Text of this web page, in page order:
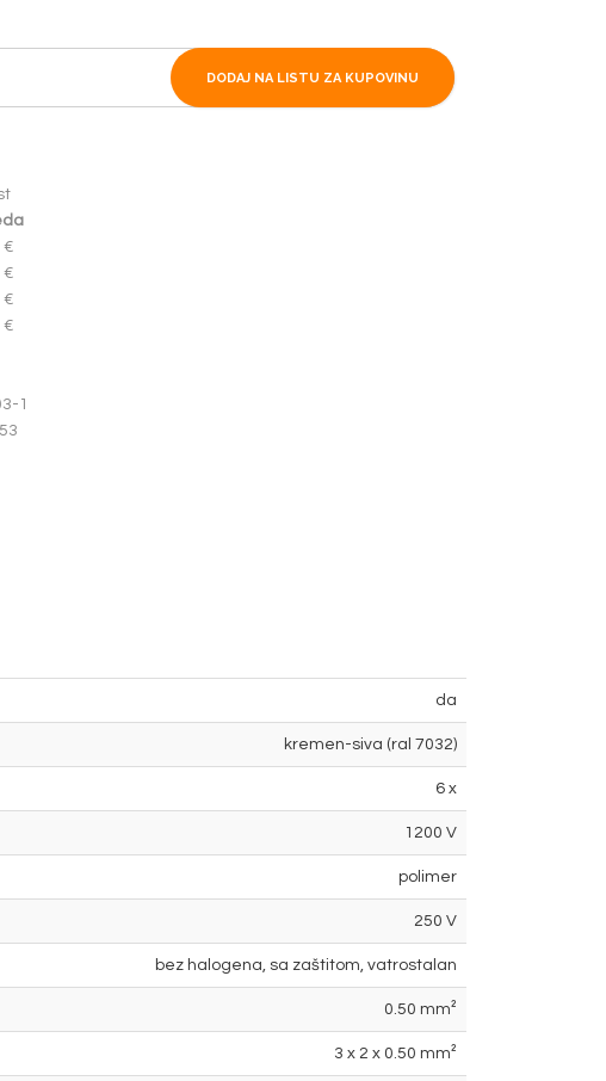
DODAJ NA LISTU ZA KUPOVINU
€
€
€
€
1
da
kremen-siva (ral 7032)
6 x
1200 V
polimer
250 V
bez halogena, sa zaštitom, vatrostalan
0.50 mm²
3 x 2 x 0.50 mm²